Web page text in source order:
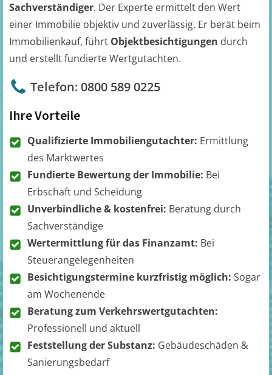
Sachverständiger. Der Experte ermittelt den Wert
einer Immobilie objektiv und zuverlässig. Er berät beim
Immobilienkauf, führt Objektbesichtigungen durch
und erstellt fundierte Wertgutachten.
Telefon: 0800 589 0225
Ihre Vorteile
Qualifizierte Immobiliengutachter: Ermittlung
des Marktwertes
Fundierte Bewertung der Immobilie: Bei
Erbschaft und Scheidung
Unverbindliche & kostenfrei: Beratung durch
Sachverständige
Wertermittlung für das Finanzamt: Bei
Steuerangelegenheiten
Besichtigungstermine kurzfristig möglich: Sogar
am Wochenende
Beratung zum Verkehrswertgutachten:
Professionell und aktuell
Feststellung der Substanz: Gebäudeschäden &
Sanierungsbedarf